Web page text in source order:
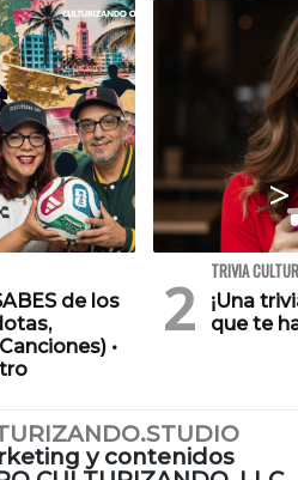
de los
•
TRIVIA
¡Una
que te
y contenidos